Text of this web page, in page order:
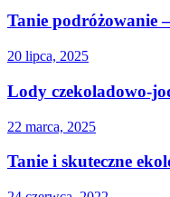
Tanie podróżowanie
20 lipca, 2025
Lody czekoladowo-
22 marca, 2025
Tanie i skuteczne